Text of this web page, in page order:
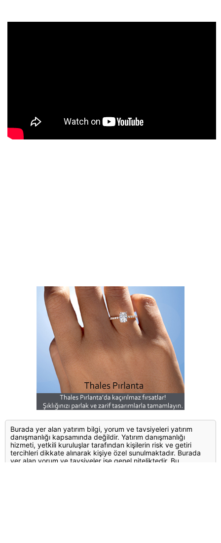
Burada yer alan yatırım bilgi, yorum ve tavsiyeleri yatırım
danışmanlığı kapsamında değildir. Yatırım danışmanlığı
hizmeti, yetkili kuruluşlar tarafından kişilerin risk ve getiri
tercihleri dikkate alınarak kişiye özel sunulmaktadır. Burada
yer alan yorum ve tavsiyeler ise genel niteliktedir. Bu